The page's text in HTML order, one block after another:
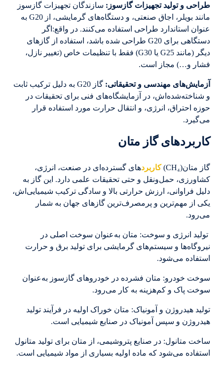
طراحی و تولید تجهیزات گازسوز: سازندگان تجهیزات گازسوز
مانند بویلر، اجاق صنعتی، و دستگاه‌های گرمایشی، از G20 به
عنوان استاندارد طراحی استفاده می‌کنند. در واقع:اگر
دستگاهی برای G20 طراحی شده باشد، استفاده از گازهای
دیگر (مانند G25 یا G30) فقط با تنظیمات خاص (تغییر نازل،
فشار و…) مجاز است.
آزمایش‌های مهندسی و تحقیقاتی:
گاز G20 به دلیل ترکیب ثابت
و شناخته‌شده‌اش، در آزمایشگاه‌های فنی برای تحقیقات در
حوزه احتراق، انرژی، و انتقال حرارت مورد استفاده قرار
می‌گیرد.
کاربردهای گاز متان
گاز متان(CH₄) کاربردهای گسترده‌ای در صنعت، انرژی،
کشاورزی، حمل‌ونقل و حتی تحقیقات علمی دارد. این گاز به
دلیل فراوانی، ارزش حرارتی بالا و سادگی ترکیب شیمیایی‌اش،
یکی از مهم‌ترین و پرمصرف‌ترین گازهای جهان به شمار
می‌رود.
تولید انرژی و سوخت: متان به‌عنوان سوخت اصلی در
نیروگاه‌ها و سیستم‌های گرمایشی برای تولید برق و حرارت
استفاده می‌شود.
سوخت خودرو: متان فشرده در خودروهای گازسوز به‌عنوان
سوخت پاک و کم‌هزینه به کار می‌رود.
تولید هیدروژن و آمونیاک: متان خوراک اولیه در فرآیند تولید
هیدروژن و سپس آمونیاک در صنایع شیمیایی است.
ساخت متانول: در صنایع پتروشیمی، از متان برای تولید متانول
استفاده می‌شود که ماده اولیه بسیاری از مواد شیمیایی است.